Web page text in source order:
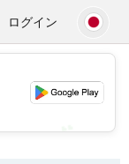
ログイン